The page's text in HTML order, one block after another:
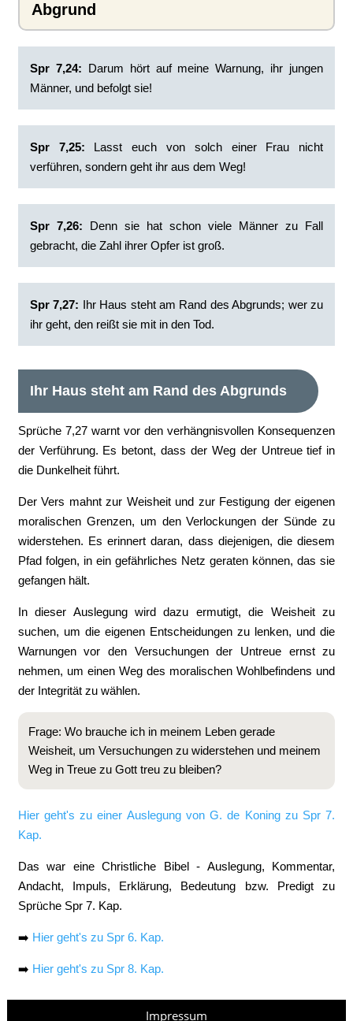
Abgrund
Spr 7,24: Darum hört auf meine Warnung, ihr jungen
Männer, und befolgt sie!
Spr 7,25: Lasst euch von solch einer Frau nicht
verführen, sondern geht ihr aus dem Weg!
Spr 7,26: Denn sie hat schon viele Männer zu Fall
gebracht, die Zahl ihrer Opfer ist groß.
Spr 7,27: Ihr Haus steht am Rand des Abgrunds; wer zu
ihr geht, den reißt sie mit in den Tod.
Ihr Haus steht am Rand des Abgrunds
Sprüche 7,27 warnt vor den verhängnisvollen Konsequenzen
der Verführung. Es betont, dass der Weg der Untreue tief in
die Dunkelheit führt.
Der Vers mahnt zur Weisheit und zur Festigung der eigenen
moralischen Grenzen, um den Verlockungen der Sünde zu
widerstehen. Es erinnert daran, dass diejenigen, die diesem
Pfad folgen, in ein gefährliches Netz geraten können, das sie
gefangen hält.
In dieser Auslegung wird dazu ermutigt, die Weisheit zu
suchen, um die eigenen Entscheidungen zu lenken, und die
Warnungen vor den Versuchungen der Untreue ernst zu
nehmen, um einen Weg des moralischen Wohlbefindens und
der Integrität zu wählen.
Frage: Wo brauche ich in meinem Leben gerade
Weisheit, um Versuchungen zu widerstehen und meinem
Weg in Treue zu Gott treu zu bleiben?
Hier geht's zu einer Auslegung von G. de Koning zu Spr 7.
Kap.
Das war eine Christliche Bibel - Auslegung, Kommentar,
Andacht, Impuls, Erklärung, Bedeutung bzw. Predigt zu
Sprüche Spr 7. Kap.
➡️ Hier geht's zu Spr 6. Kap.
➡️ Hier geht's zu Spr 8. Kap.
Impressum